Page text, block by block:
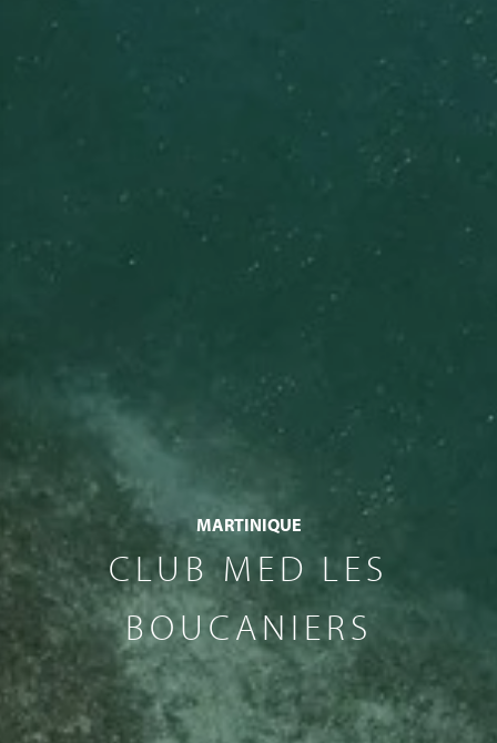
MARTINIQUE
CLUB MED LES
BOUCANIERS